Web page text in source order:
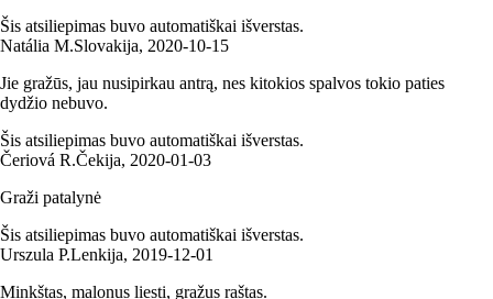
Šis atsiliepimas buvo automatiškai išverstas.
Natália M.Slovakija, 2020‑10‑15
Jie gražūs, jau nusipirkau antrą, nes kitokios spalvos tokio paties
dydžio nebuvo.
Šis atsiliepimas buvo automatiškai išverstas.
Čeriová R.Čekija, 2020‑01‑03
Graži patalynė
Šis atsiliepimas buvo automatiškai išverstas.
Urszula P.Lenkija, 2019‑12‑01
Minkštas, malonus liesti, gražus raštas.